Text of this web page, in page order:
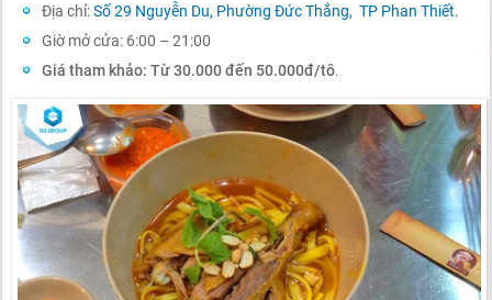
Địa chỉ:Số 29 Nguyễn Du, Phường Đức Thắng, TP Phan Thiết.
Giờ mở cửa: 6:00 – 21:00
Giá tham khảo: Từ 30.000 đến 50.000đ/tô.